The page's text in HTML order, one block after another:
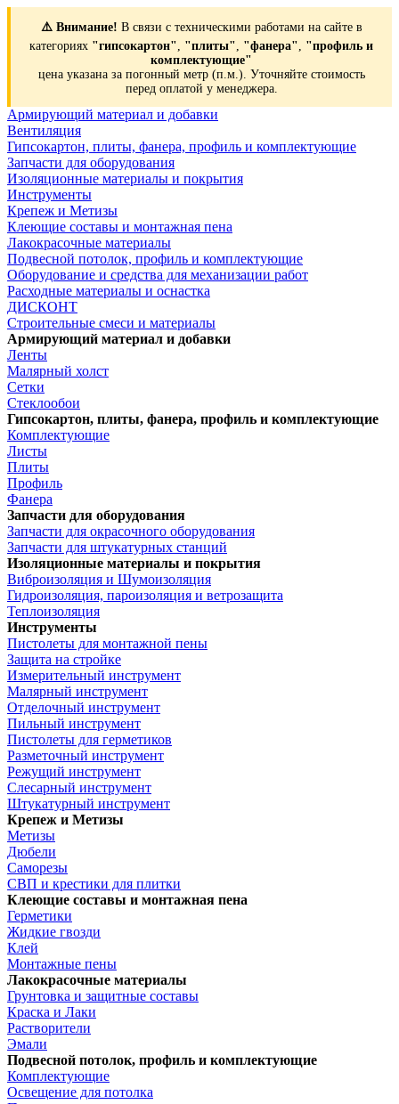
⚠️ Внимание! В связи с техническими работами на сайте в
категориях "гипсокартон", "плиты", "фанера", "профиль и
комплектующие"
цена указана за погонный метр (п.м.). Уточняйте стоимость
перед оплатой у менеджера.
Армирующий материал и добавки
Вентиляция
Гипсокартон, плиты, фанера, профиль и комплектующие
Запчасти для оборудования
Изоляционные материалы и покрытия
Инструменты
Крепеж и Метизы
Клеющие составы и монтажная пена
Лакокрасочные материалы
Подвесной потолок, профиль и комплектующие
Оборудование и средства для механизации работ
Расходные материалы и оснастка
ДИСКОНТ
Строительные смеси и материалы
Армирующий материал и добавки
Ленты
Малярный холст
Сетки
Стеклообои
Гипсокартон, плиты, фанера, профиль и комплектующие
Комплектующие
Листы
Плиты
Профиль
Фанера
Запчасти для оборудования
Запчасти для окрасочного оборудования
Запчасти для штукатурных станций
Изоляционные материалы и покрытия
Виброизоляция и Шумоизоляция
Гидроизоляция, пароизоляция и ветрозащита
Теплоизоляция
Инструменты
Пистолеты для монтажной пены
Защита на стройке
Измерительный инструмент
Малярный инструмент
Отделочный инструмент
Пильный инструмент
Пистолеты для герметиков
Разметочный инструмент
Режущий инструмент
Слесарный инструмент
Штукатурный инструмент
Крепеж и Метизы
Метизы
Дюбели
Саморезы
СВП и крестики для плитки
Клеющие составы и монтажная пена
Герметики
Жидкие гвозди
Клей
Монтажные пены
Лакокрасочные материалы
Грунтовка и защитные составы
Краска и Лаки
Растворители
Эмали
Подвесной потолок, профиль и комплектующие
Комплектующие
Освещение для потолка